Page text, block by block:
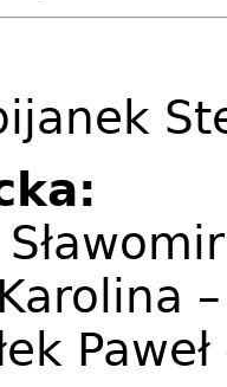
Paweł